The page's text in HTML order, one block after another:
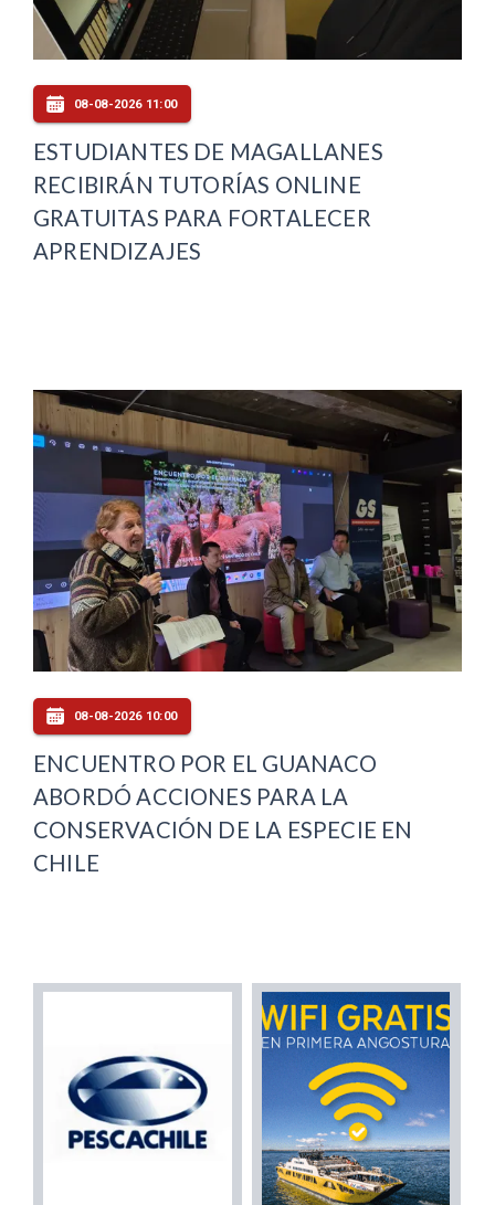
08-08-2026 11:00
ESTUDIANTES DE MAGALLANES
RECIBIRÁN TUTORÍAS ONLINE
GRATUITAS PARA FORTALECER
APRENDIZAJES
08-08-2026 10:00
ENCUENTRO POR EL GUANACO
ABORDÓ ACCIONES PARA LA
CONSERVACIÓN DE LA ESPECIE EN
CHILE